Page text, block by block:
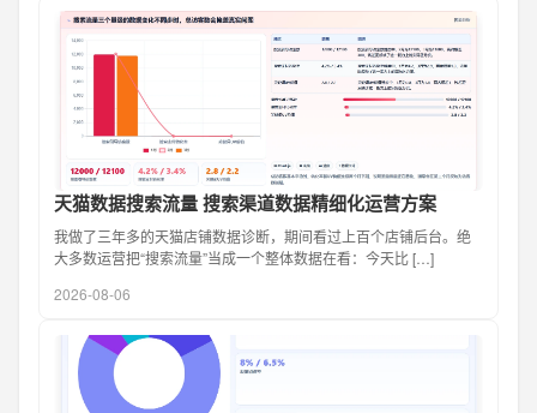
天猫数据搜索流量 搜索渠道数据精细化运营方案
我做了三年多的天猫店铺数据诊断，期间看过上百个店铺后台。绝
大多数运营把“搜索流量”当成一个整体数据在看：今天比 […]
2026-08-06